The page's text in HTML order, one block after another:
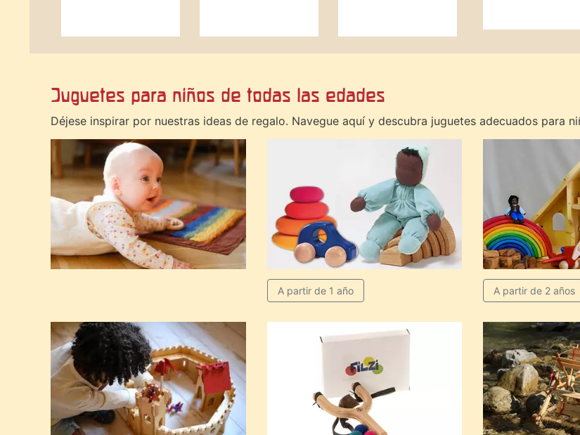
Juguetes para niños de todas las edades
Déjese inspirar por nuestras ideas de regalo. Navegue aquí y descubra juguetes adecuados para
A partir de 1 año A partir de 2 años